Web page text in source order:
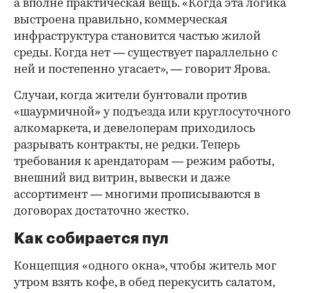
а вполне практическая вещь. «Когда эта логика
выстроена правильно, коммерческая
инфраструктура становится частью жилой
среды. Когда нет — существует параллельно с
ней и постепенно угасает», — говорит Ярова.
Случаи, когда жители бунтовали против
«шаурмичной» у подъезда или круглосуточного
алкомаркета, и девелоперам приходилось
разрывать контракты, не редки. Теперь
требования к арендаторам — режим работы,
внешний вид витрин, вывески и даже
ассортимент — многими прописываются в
договорах достаточно жестко.
Как собирается пул
Концепция «одного окна», чтобы житель мог
утром взять кофе, в обед перекусить салатом,